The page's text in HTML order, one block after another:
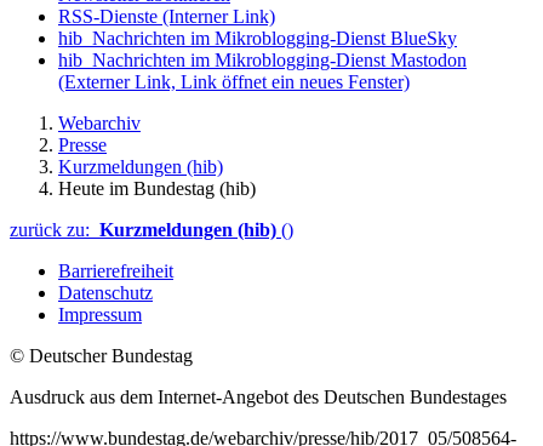
RSS-Dienste (Interner Link)
hib_Nachrichten im Mikroblogging-Dienst BlueSky
hib_Nachrichten im Mikroblogging-Dienst Mastodon
(Externer Link, Link öffnet ein neues Fenster)
Webarchiv
Presse
Kurzmeldungen (hib)
Heute im Bundestag (hib)
zurück zu: Kurzmeldungen (hib) ()
Barrierefreiheit
Datenschutz
Impressum
© Deutscher Bundestag
Ausdruck aus dem Internet-Angebot des Deutschen Bundestages
https://www.bundestag.de/webarchiv/presse/hib/2017_05/508564-